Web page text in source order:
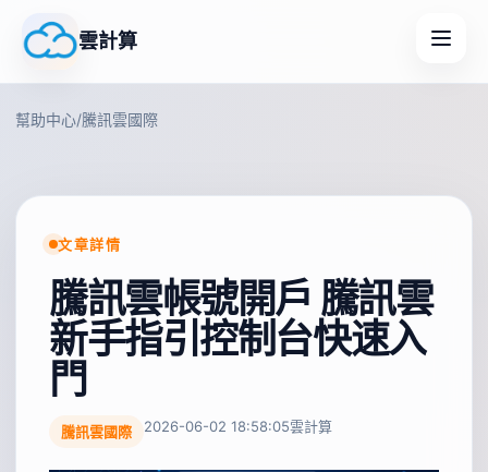
雲計算
幫助中心/騰訊雲國際
文章詳情
騰訊雲帳號開戶 騰訊雲
新手指引控制台快速入
門
騰訊雲國際 2026-06-02 18:58:05雲計算